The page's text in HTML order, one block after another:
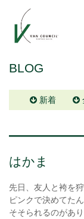
BLOG
新着
はかま
先日、友人と袴を
ピンクで決めてた
そそられるのがあり